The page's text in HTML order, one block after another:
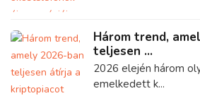
Három trend,
teljesen ...
2026 elején három
emelkedett k...